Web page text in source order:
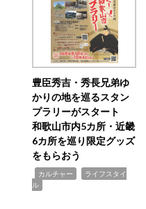
豊臣秀吉・秀長兄弟ゆ
かりの地を巡るスタン
プラリーがスタート
和歌山市内5カ所・近畿
6カ所を巡り限定グッズ
をもらおう
カルチャー
ライフスタイ
ル